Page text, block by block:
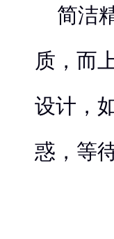
简洁
质，而
设计，
惑，等